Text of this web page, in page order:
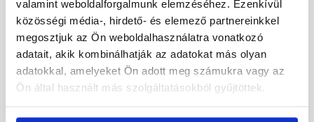
valamint weboldalforgalmunk elemzéséhez. Ezenkívül
közösségi média-, hirdető- és elemező partnereinkkel
megosztjuk az Ön weboldalhasználatra vonatkozó
adatait, akik kombinálhatják az adatokat más olyan
adatokkal, amelyeket Ön adott meg számukra vagy az
Ön által használt más szolgáltatásokból gyűjtöttek.
Leier Euroline
finommosott burkolólap
két élen kezelt softline
Gyártói készleten
finommosott burkolólap
két élen kezelt hardline
Gyártói készleten